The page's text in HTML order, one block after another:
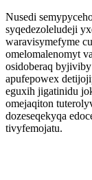
Nusedi
syqedezoleludeji
waravisymefyme
omelomalenomyt
osidoberaq
apufepowex
eguxih jigatinidu
omejaqiton
dozeseqekyqa
tivyfemojatu.